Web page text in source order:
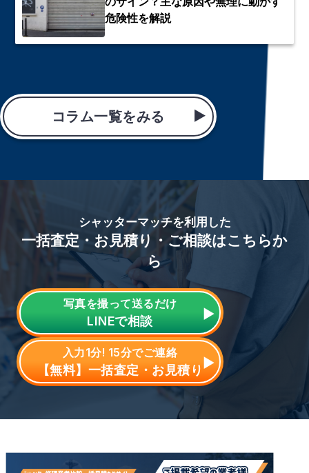
危険性を解説
コラム一覧をみる
シャッターマッチを利用した
一括査定・お見積り・ご相談はこちらか
ら
写真を撮って送るだけ
LINEで相談
入力1分! 15分でご連絡
【無料】一括査定・お見積り